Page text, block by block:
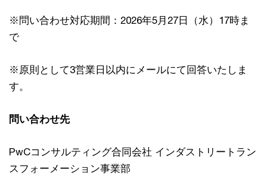
※問い合わせ対応期間：2026年5月27日（水）17時ま
で
※原則として3営業日以内にメールにて回答いたしま
す。
問い合わせ先
PwCコンサルティング合同会社 インダストリートラン
スフォーメーション事業部